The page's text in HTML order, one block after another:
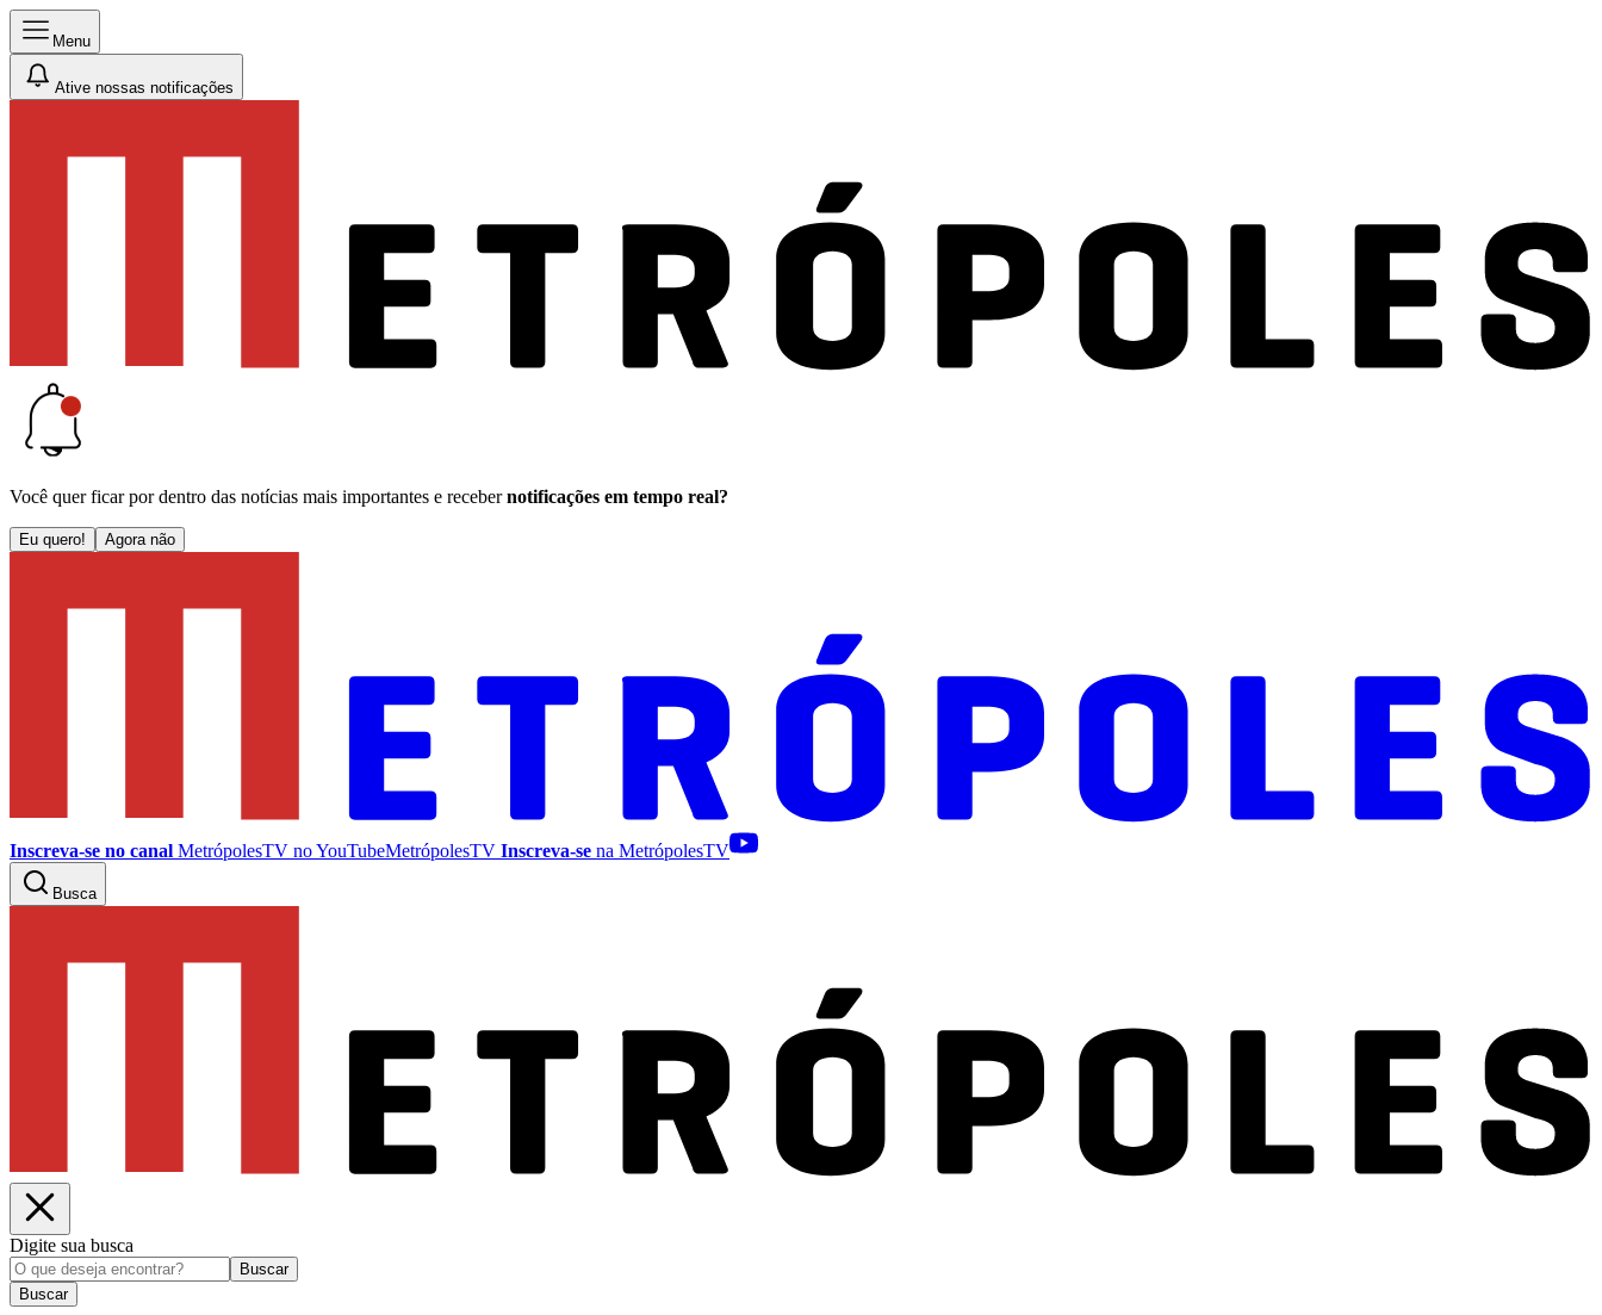
Menu
Ative nossas notificações
Você quer ficar por dentro das notícias mais importantes e receber notificações em tempo real?
Eu quero! Agora não
Inscreva-se no canal MetrópolesTV noYouTubeMetrópolesTV Inscreva-se na MetrópolesTV
Busca
Digite sua busca
Buscar
Buscar